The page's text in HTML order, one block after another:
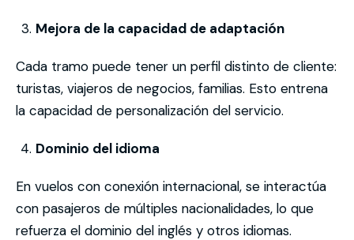
Mejora de la capacidad de adaptación
Cada tramo puede tener un perfil distinto de cliente:
turistas, viajeros de negocios, familias. Esto entrena
la capacidad de personalización del servicio.
Dominio del idioma
En vuelos con conexión internacional, se interactúa
con pasajeros de múltiples nacionalidades, lo que
refuerza el dominio del inglés y otros idiomas.